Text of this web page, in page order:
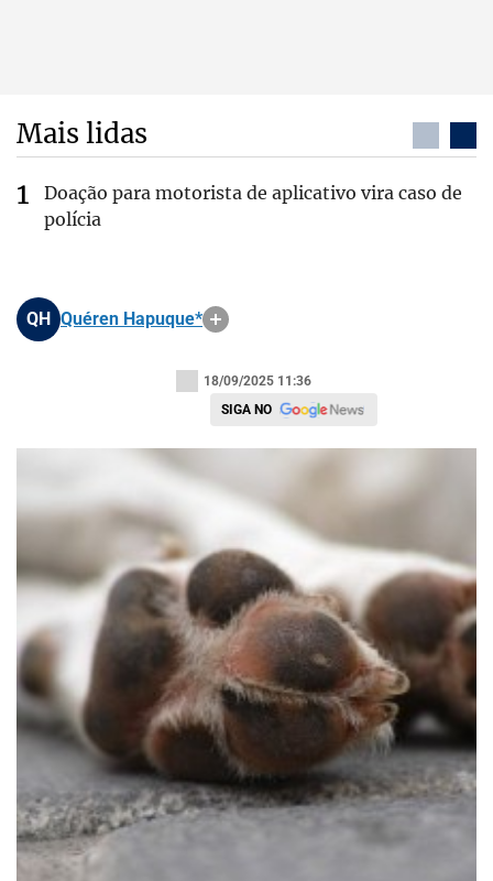
Mais lidas
Doação para motorista de aplicativo vira caso de
polícia
QH Quéren Hapuque*
18/09/2025 11:36
SIGA NO